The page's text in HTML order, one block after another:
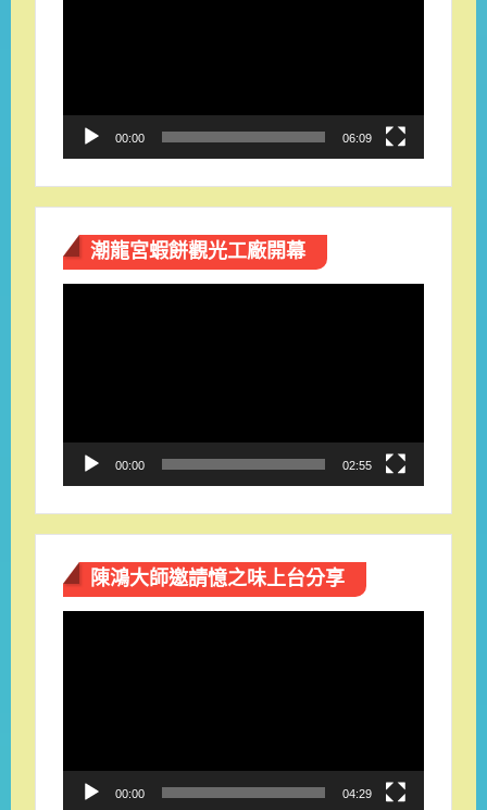
00:00 06:09
潮龍宮蝦餅觀光工廠開幕
00:00 02:55
陳鴻大師邀請憶之味上台分享
00:00 04:29